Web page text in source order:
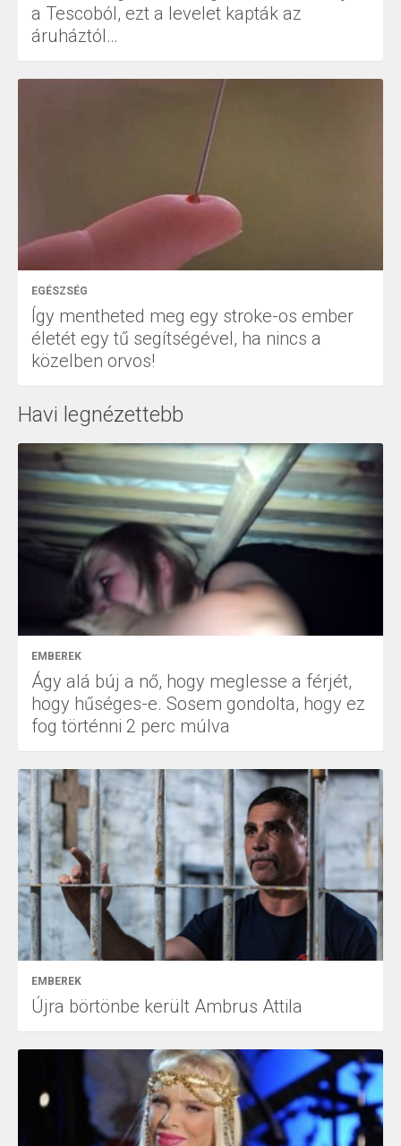
a Tescoból, ezt a levelet kapták az
áruháztól…
EGÉSZSÉG
Így mentheted meg egy stroke-os ember
életét egy tű segítségével, ha nincs a
közelben orvos!
Havi legnézettebb
EMBEREK
Ágy alá búj a nő, hogy meglesse a férjét,
hogy hűséges-e. Sosem gondolta, hogy ez
fog történni 2 perc múlva
EMBEREK
Újra börtönbe került Ambrus Attila